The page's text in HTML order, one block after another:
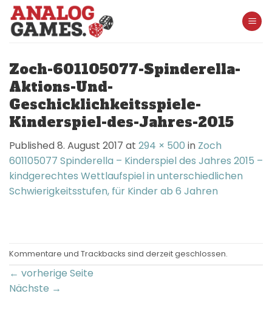
Skip
content
Zoch-601105077-Spinderella-
Aktions-Und-
Geschicklichkeitsspiele-
Kinderspiel-des-Jahres-2015
Published8. August 2017 at 294 × 500 in Zoch
601105077 Spinderella – Kinderspiel des Jahres 2015 –
kindgerechtes Wettlaufspiel in unterschiedlichen
Schwierigkeitsstufen, für Kinder ab 6 Jahren
Kommentare und Trackbacks sind derzeit geschlossen.
← vorherige Seite
Nächste →